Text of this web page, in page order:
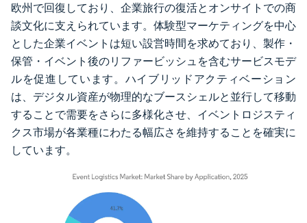
欧州で回復しており、企業旅行の復活とオンサイトでの商
談文化に支えられています。体験型マーケティングを中心
とした企業イベントは短い設営時間を求めており、製作・
保管・イベント後のリファービッシュを含むサービスモデ
ルを促進しています。ハイブリッドアクティベーション
は、デジタル資産が物理的なブースシェルと並行して移動
することで需要をさらに多様化させ、イベントロジスティ
クス市場が各業種にわたる幅広さを維持することを確実に
しています。